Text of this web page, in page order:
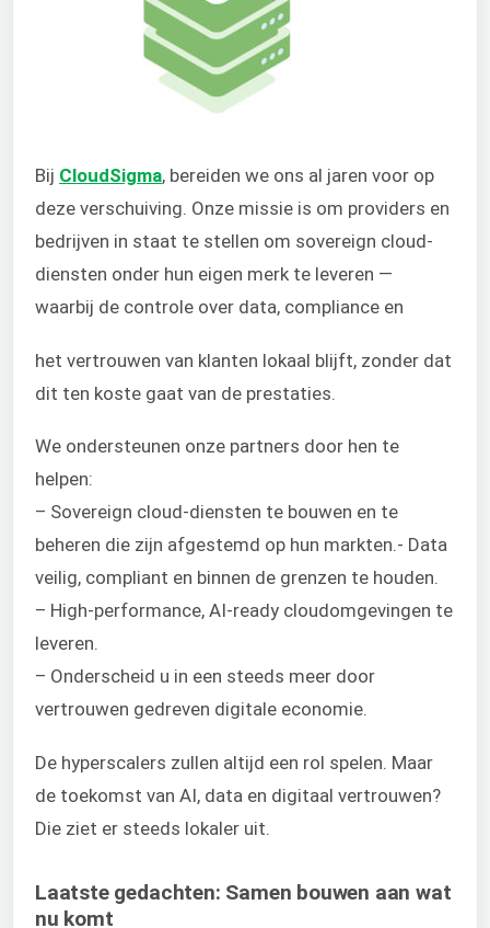
Bij CloudSigma, bereiden we ons al jaren voor op
deze verschuiving. Onze missie is om providers en
bedrijven in staat te stellen om sovereign cloud-
diensten onder hun eigen merk te leveren —
waarbij de controle over data, compliance en
het vertrouwen van klanten lokaal blijft, zonder dat
dit ten koste gaat van de prestaties.
We ondersteunen onze partners door hen te
helpen:
– Sovereign cloud-diensten te bouwen en te
beheren die zijn afgestemd op hun markten.- Data
veilig, compliant en binnen de grenzen te houden.
– High-performance, AI-ready cloudomgevingen te
leveren.
– Onderscheid u in een steeds meer door
vertrouwen gedreven digitale economie.
De hyperscalers zullen altijd een rol spelen. Maar
de toekomst van AI, data en digitaal vertrouwen?
Die ziet er steeds lokaler uit.
Laatste gedachten: Samen bouwen aan wat
nu komt